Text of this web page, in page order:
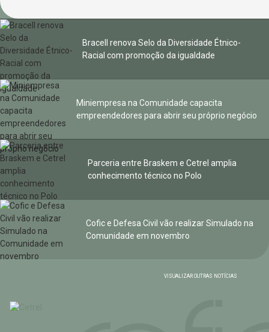
Bracell renova Selo da Diversidade Étnico-
Racial com promoção da igualdade
Miniempresa na Comunidade capacita
empreendedores para abrir seu próprio negócio
Parceria entre Braskem e Cetrel amplia
conhecimento técnico no Polo
Cofic e Defesa Civil vão realizar Simulado na
Comunidade em novembro
VISUALIZAR OUTRAS NOTÍCIAS